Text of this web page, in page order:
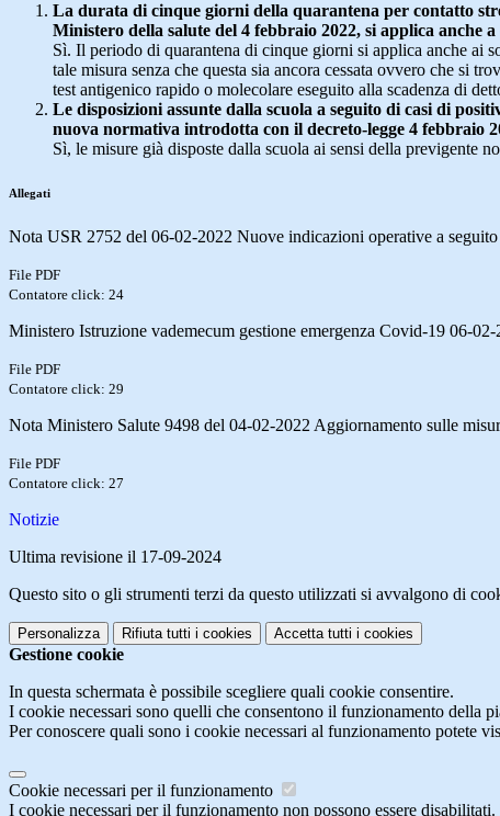
La durata di cinque giorni della quarantena per contatto
Ministero della salute del 4 febbraio 2022, si applica
Sì. Il periodo di quarantena di cinque giorni si applica anche ai
tale misura senza che questa sia ancora cessata ovvero che si
test antigenico rapido o molecolare eseguito alla scadenza di
Le disposizioni assunte dalla scuola a seguito di casi di
nuova normativa introdotta con il decreto-legge 4 febbraio
Sì, le misure già disposte dalla scuola ai sensi della previgente
Allegati
Nota USR 2752 del 06-02-2022 Nuove indicazioni operative a
File PDF
Contatore click: 24
Ministero Istruzione vademecum gestione emergenza Covid-19 06-
File PDF
Contatore click: 29
Nota Ministero Salute 9498 del 04-02-2022 Aggiornamento sulle
File PDF
Contatore click: 27
Notizie
Ultima revisione il 17-09-2024
Questo sito o gli strumenti terzi da questo utilizzati si avvalgono di
Personalizza Rifiuta tutti i cookies Accetta tutti i cookies
Gestione cookie
In questa schermata è possibile scegliere quali cookie consentire.
I cookie necessari sono quelli che consentono il funzionamento della
Per conoscere quali sono i cookie necessari al funzionamento potete
Cookie necessari per il funzionamento
I cookie necessari per il funzionamento non possono essere